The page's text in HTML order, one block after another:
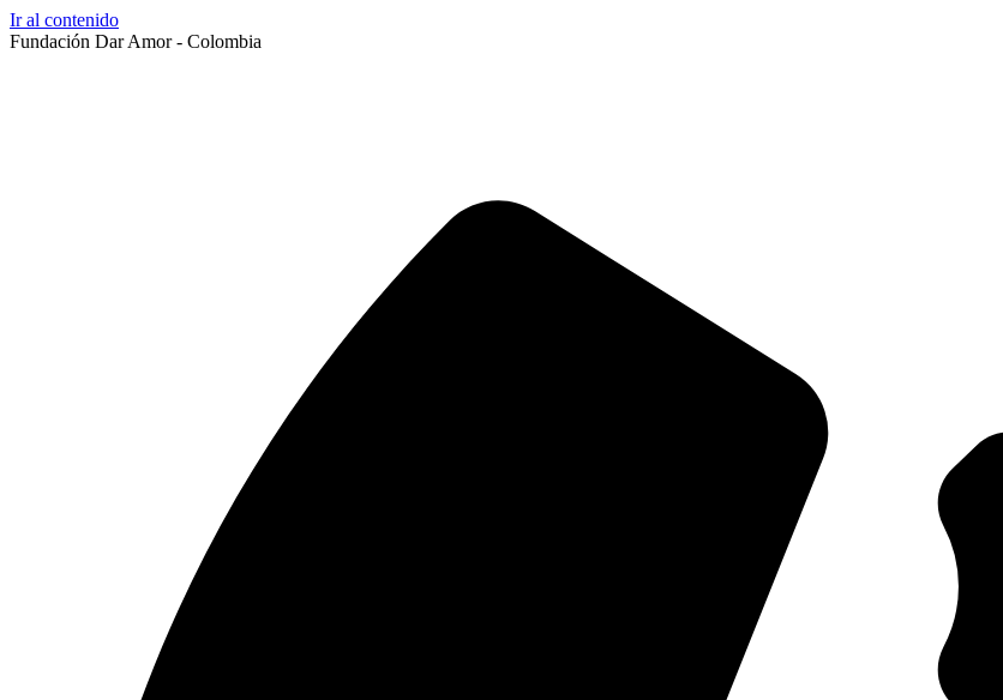
Ir al contenido
Fundación Dar Amor - Colombia